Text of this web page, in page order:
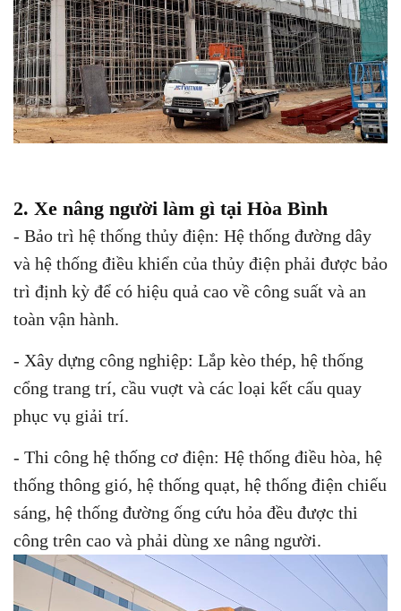
2. Xe nâng người làm gì tại Hòa Bình
- Bảo trì hệ thống thủy điện: Hệ thống đường dây
và hệ thống điều khiển của thủy điện phải được bảo
trì định kỳ để có hiệu quả cao về công suất và an
toàn vận hành.
- Xây dựng công nghiệp: Lắp kèo thép, hệ thống
cổng trang trí, cầu vuợt và các loại kết cấu quay
phục vụ giải trí.
- Thi công hệ thống cơ điện: Hệ thống điều hòa, hệ
thống thông gió, hệ thống quạt, hệ thống điện chiếu
sáng, hệ thống đường ống cứu hỏa đều được thi
công trên cao và phải dùng xe nâng người.